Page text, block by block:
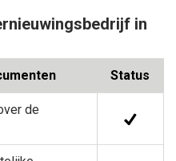
in
Status
de